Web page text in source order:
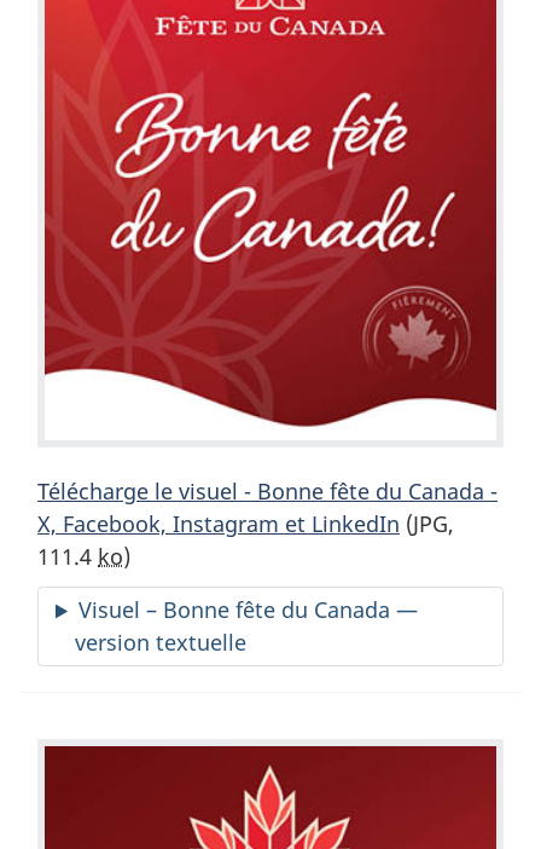
Télécharge le visuel - Bonne fête du Canada -
X, Facebook, Instagram et LinkedIn (JPG,
111.4 ko)
Visuel – Bonne fête du Canada —
version textuelle